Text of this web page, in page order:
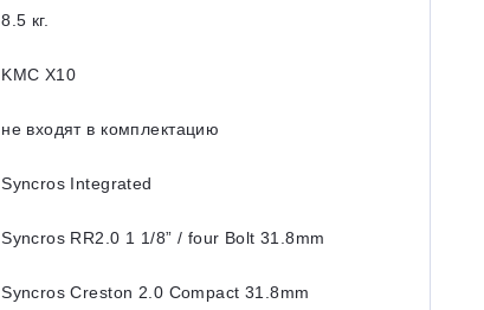
8.5 кг.
KMC X10
не входят в комплектацию
Syncros Integrated
Syncros RR2.0 1 1/8” / four Bolt 31.8mm
Syncros Creston 2.0 Compact 31.8mm